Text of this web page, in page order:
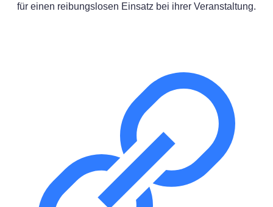
für einen reibungslosen Einsatz bei ihrer Veranstaltung.